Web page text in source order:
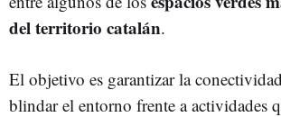
del territorio catalán.
El objetivo es garantizar la
blindar el entorno frente a actividades